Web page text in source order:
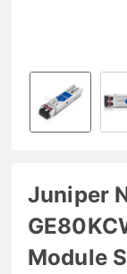
Juniper
Module